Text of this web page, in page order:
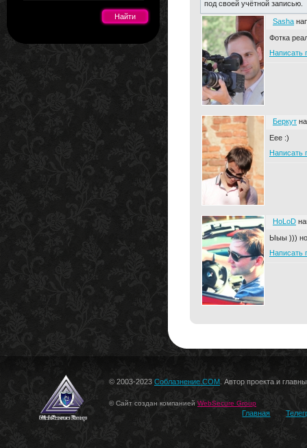
под своей учётной записью.
Sasha
Фотка
Написать
Беркут
Еее :)
Написать
HoLoD
Ыыы )))
Написать
© 2003-2023 Соблазнение.COM . Автор проекта и
© Сайт создан компанией WebSecure Group
Главная